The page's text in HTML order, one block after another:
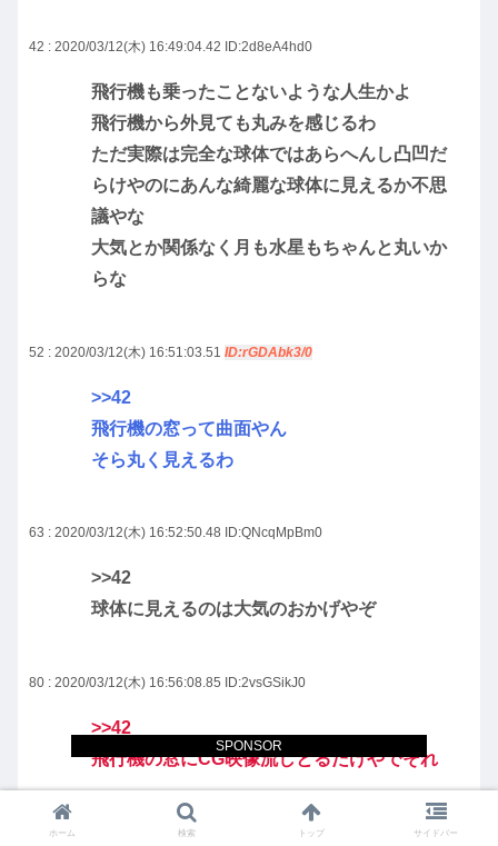
SPONSOR
42 : 2020/03/12(木) 16:49:04.42 ID:2d8eA4hd0
飛行機も乗ったことないような人生かよ
飛行機から外見ても丸みを感じるわ
ただ実際は完全な球体ではあらへんし凸凹だ
らけやのにあんな綺麗な球体に見えるか不思
議やな
大気とか関係なく月も水星もちゃんと丸いか
らな
52 : 2020/03/12(木) 16:51:03.51 ID:rGDAbk3/0
>>42
飛行機の窓って曲面やん
そら丸く見えるわ
63 : 2020/03/12(木) 16:52:50.48 ID:QNcqMpBm0
>>42
球体に見えるのは大気のおかげやぞ
80 : 2020/03/12(木) 16:56:08.85 ID:2vsGSikJ0
>>42
飛行機の窓にCG映像流しとるだけやでそれ
43 : 2020/03/12(木) 16:49:08.91 ID:v0fv7f33M
ホーム 検索 トップ サイドバー